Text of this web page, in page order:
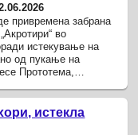
привремена забрана
во
истекување на
од пукање на
Прототема,
истекла